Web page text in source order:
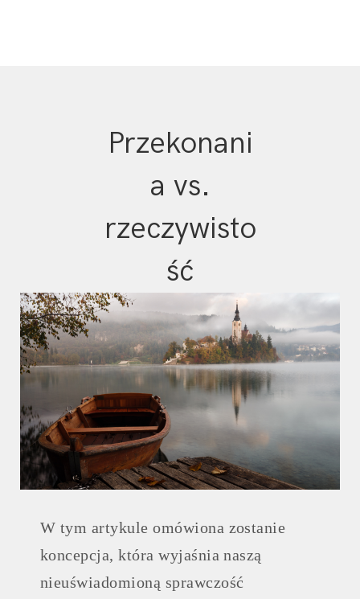
Przekonani
a vs.
rzeczywisto
ść
W tym artykule omówiona zostanie
koncepcja, która wyjaśnia naszą
nieuświadomioną sprawczość